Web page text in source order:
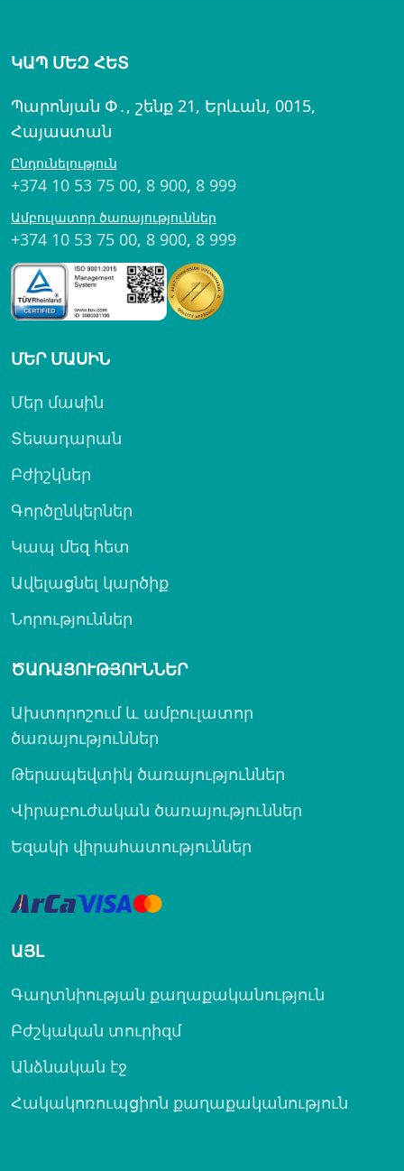
ԿԱՊ ՄԵԶ ՀԵՏ
Պարոնյան Փ․, շենք 21, Երևան, 0015,
Հայաստան
Ընդունելություն
+374 10 53 75 00, 8 900, 8 999
Ամբուլատոր ծառայություններ
+374 10 53 75 00, 8 900, 8 999
ՄԵՐ ՄԱՍԻՆ
Մեր մասին
Տեսադարան
Բժիշկներ
Գործընկերներ
Կապ մեզ հետ
Ավելացնել կարծիք
Նորություններ
ԾԱՌԱՅՈՒԹՅՈՒՆՆԵՐ
Ախտորոշում և ամբուլատոր
ծառայություններ
Թերապեվտիկ ծառայություններ
Վիրաբուժական ծառայություններ
Եզակի վիրահատություններ
ԱՅԼ
Գաղտնիության քաղաքականություն
Բժշկական տուրիզմ
Անձնական էջ
Հակակոռուպցիոն քաղաքականություն